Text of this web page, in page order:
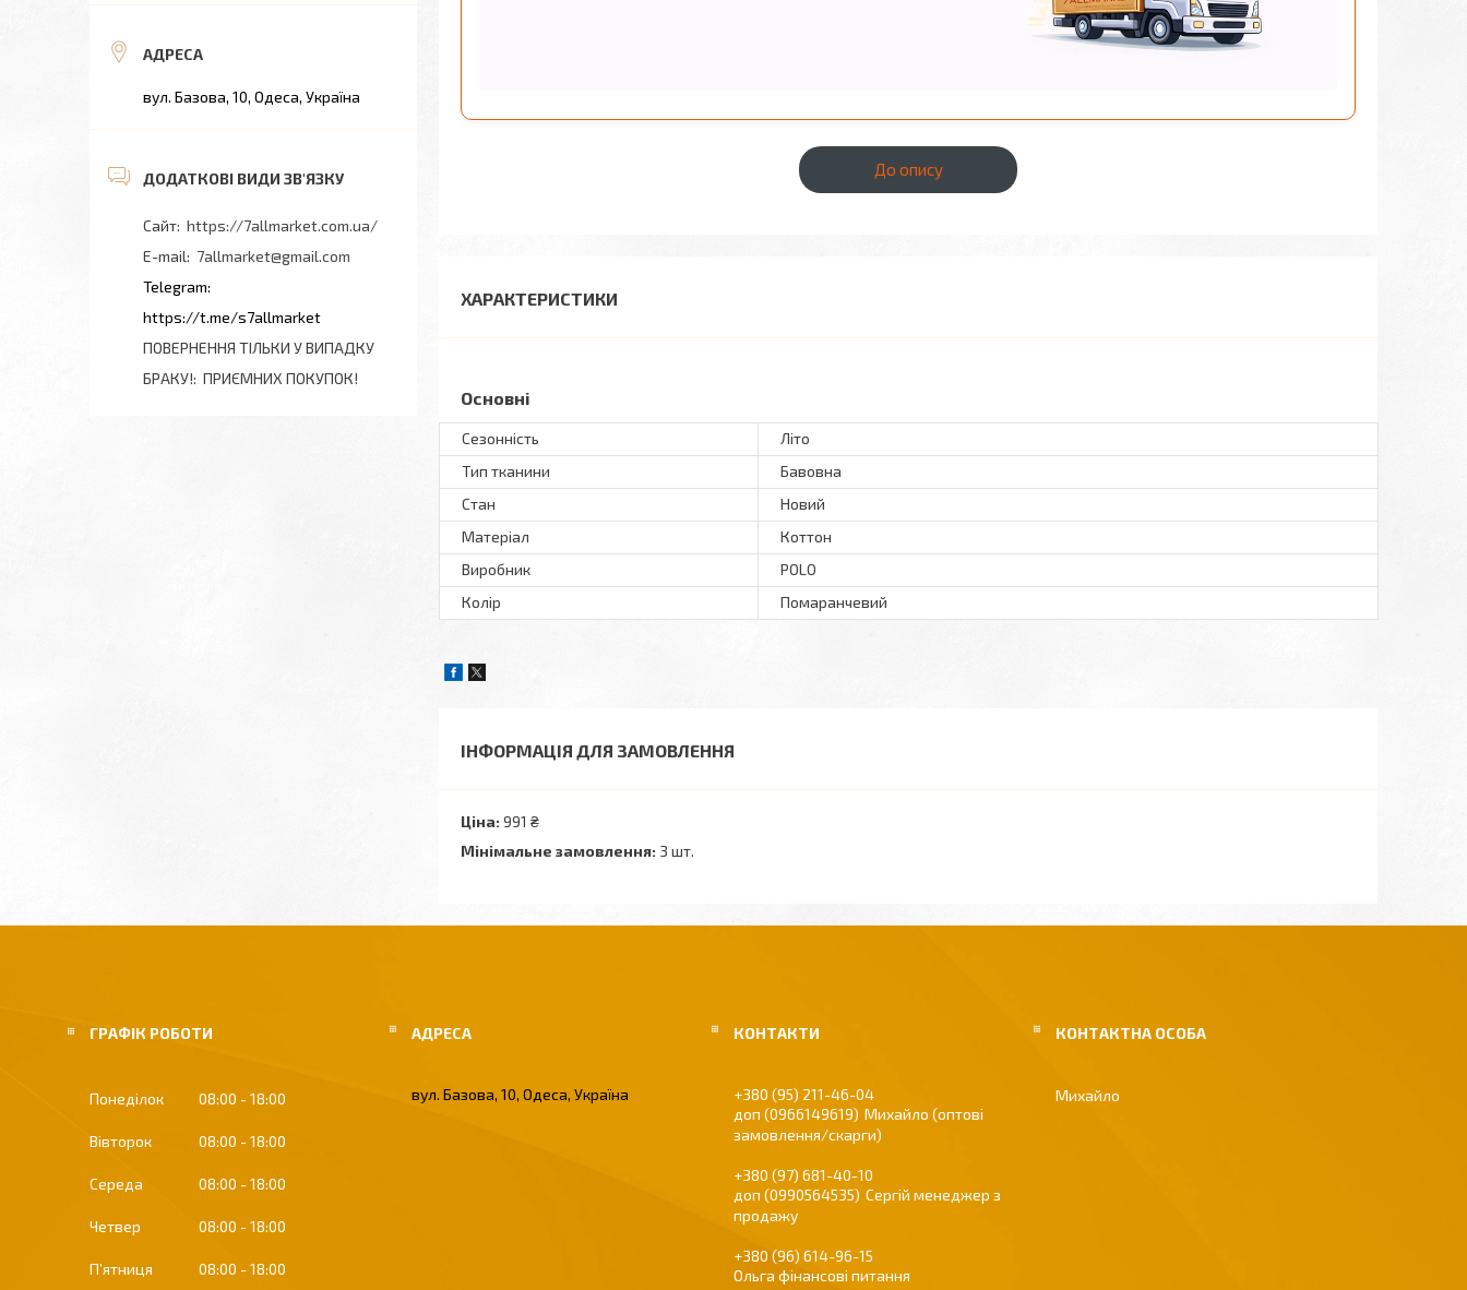
До опису
ХАРАКТЕРИСТИКИ
Основні
Сезонність
Літо
Тип тканини
Бавовна
Стан
Новий
Матеріал
Коттон
Виробник
POLO
Колір
Помаранчевий
ІНФОРМАЦІЯ ДЛЯ ЗАМОВЛЕННЯ
Ціна: 991 ₴
Мінімальне замовлення: 3 шт.
вул. Базова, 10, Одеса, Україна
https://7allmarket.com.ua/
7allmarket@gmail.com
https://t.me/s7allmarket
ПОВЕРНЕННЯ ТІЛЬКИ У ВИПАДКУ
БРАКУ! ПРИЄМНИХ ПОКУПОК!
ГРАФІК РОБОТИ
Понеділок 08:00 18:00
Вівторок 08:00 18:00
Середа 08:00 18:00
Четвер 08:00 18:00
Пʼятниця 08:00 18:00
вул. Базова, 10, Одеса, Україна
+380 (95) 211-46-04
0966149619
Михайло (оптові
замовлення/скарги)
+380 (97) 681-40-10
0990564535
Сергій менеджер з
продажу
+380 (96) 614-96-15
Ольга фінансові питання
Михайло